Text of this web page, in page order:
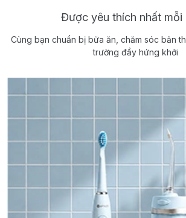
Được yêu thích nhất mỗi
Cùng bạn chuẩn bị bữa ăn, chăm sóc bản
trường đầy hứng khởi